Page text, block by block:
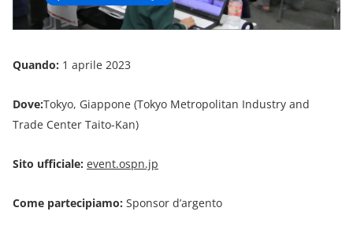
Quando: 1 aprile 2023
Dove:Tokyo, Giappone (Tokyo Metropolitan Industry and
Trade Center Taito-Kan)
Sito ufficiale: event.ospn.jp
Come partecipiamo: Sponsor d’argento